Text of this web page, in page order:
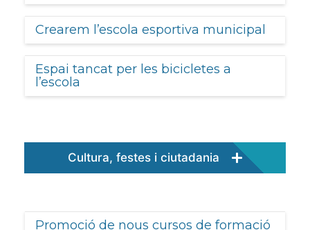
Crearem l’escola esportiva municipal
Espai tancat per les bicicletes a
l’escola
Cultura, festes i ciutadania
Promoció de nous cursos de formació